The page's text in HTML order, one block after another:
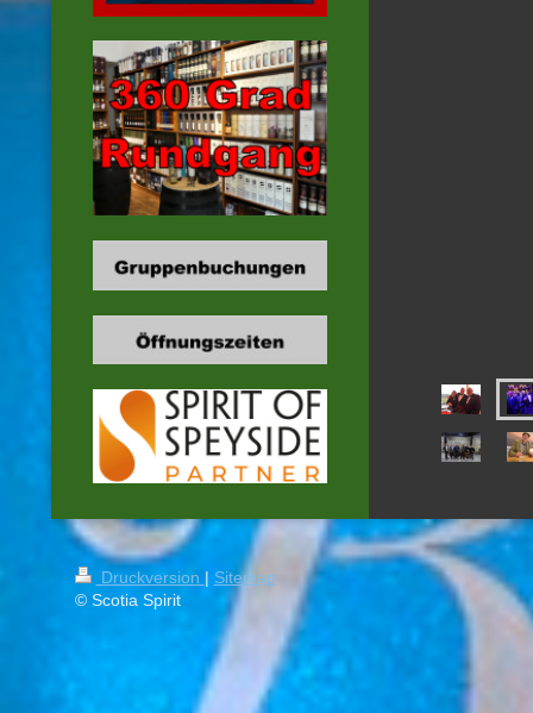
Druckversion | Sitemap
© Scotia Spirit